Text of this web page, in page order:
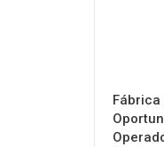
Fábrica